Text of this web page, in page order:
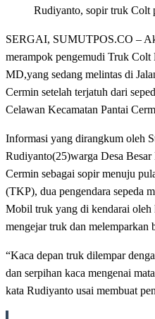
Rudiyanto, sopir truk Colt
SERGAI, SUMUTPOS.CO –
merampok pengemudi Truk
MD,yang sedang melintas di
Cermin setelah terjatuh dari
Celawan Kecamatan Pantai
Informasi yang dirangkum oleh
Rudiyanto(25)warga Desa
Cermin sebagai sopir menuju
(TKP), dua pengendara sepeda
Mobil truk yang di kendarai oleh
mengejar truk dan melemparkan
“Kaca depan truk dilempar
dan serpihan kaca mengenai
kata Rudiyanto usai membuat